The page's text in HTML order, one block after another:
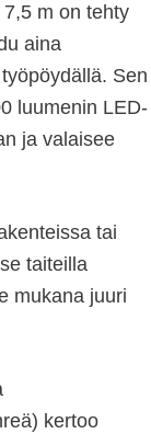
m on tehty
aina
Sen
luumenin LED-
ja valaisee
tai
taiteilla
mukana juuri
kertoo